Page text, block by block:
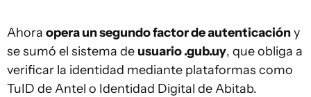
Ahora opera un segundo factor de autenticacióny
se sumó el sistema de usuario .gub.uy, que obliga a
verificar la identidad mediante plataformas como
TuID de Antel o Identidad Digital de Abitab.